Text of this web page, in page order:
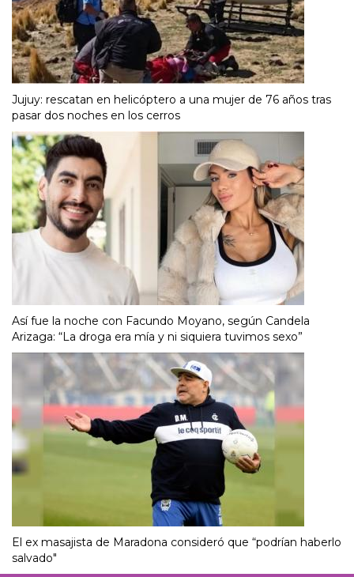
Jujuy: rescatan en helicóptero a una mujer de 76 años tras
pasar dos noches en los cerros
Así fue la noche con Facundo Moyano, según Candela
Arizaga: “La droga era mía y ni siquiera tuvimos sexo”
El ex masajista de Maradona consideró que “podrían haberlo
salvado"